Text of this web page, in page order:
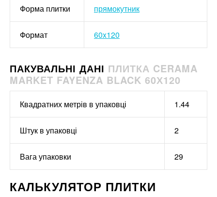
Форма плитки прямокутник
Формат 60x120
ПАКУВАЛЬНІ ДАНІ ПЛИТКА CERAMA
MARKET FAYENZA BLACK 60Х120
Квадратних метрів в упаковці 1.44
Штук в упаковці 2
Вага упаковки 29
КАЛЬКУЛЯТОР ПЛИТКИ